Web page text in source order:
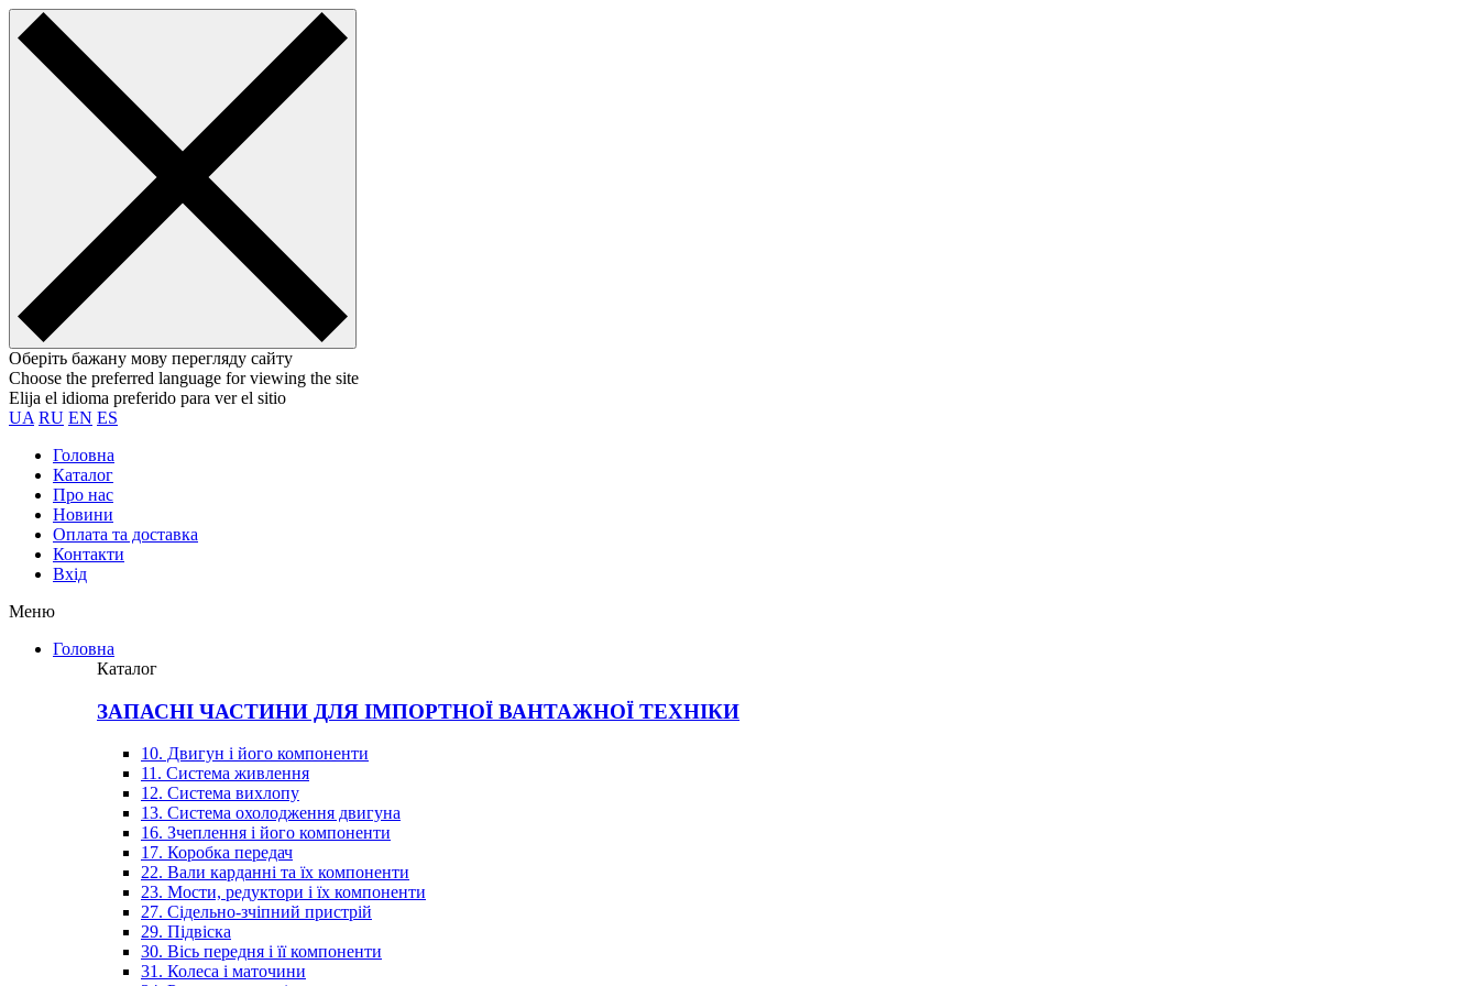
Оберіть бажану мову перегляду сайту
Choose the preferred language for viewing the site
Elija el idioma preferido para ver el sitio
UA RU EN ES
Головна
Каталог
Про нас
Новини
Оплата та доставка
Контакти
Вхiд
Меню
Головна
Каталог
ЗАПАСНІ ЧАСТИНИ ДЛЯ ІМПОРТНОЇ ВАНТАЖНОЇ ТЕХНІКИ
10. Двигун і його компоненти
11. Система живлення
12. Система вихлопу
13. Система охолодження двигуна
16. Зчеплення і його компоненти
17. Коробка передач
22. Вали карданні та їх компоненти
23. Мости, редуктори і їх компоненти
27. Сідельно-зчіпний пристрій
29. Підвіска
30. Вісь передня і її компоненти
31. Колеса і маточини